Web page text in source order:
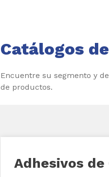
Catálogos
Encuentre su segmento y
de productos.
Adhesivos de